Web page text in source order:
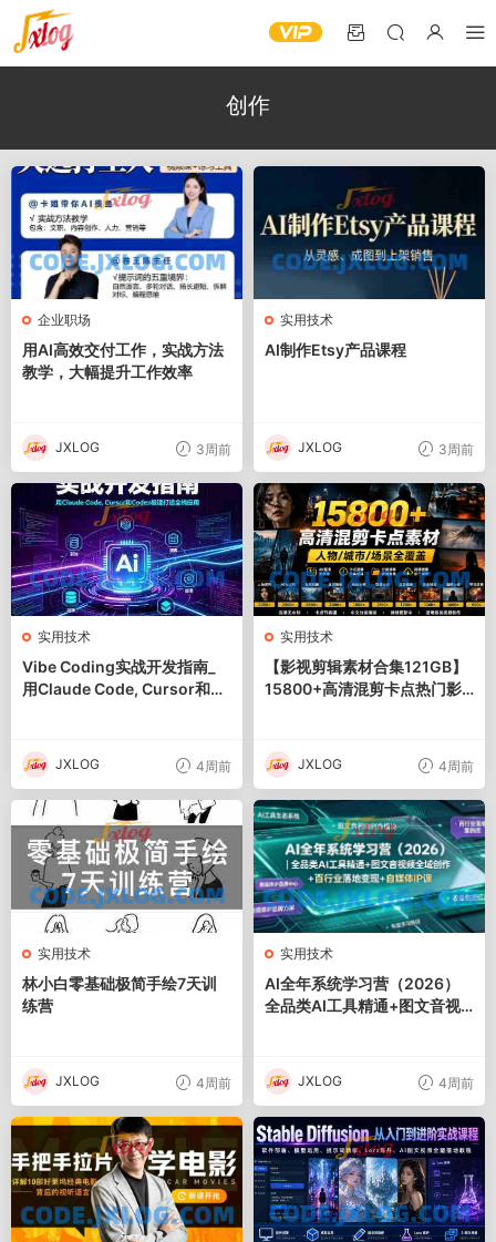
创作
企业职场
用AI高效交付工作，实战方法
教学，大幅提升工作效率
JXLOG 3周前
实用技术
AI制作Etsy产品课程
JXLOG 3周前
实用技术
Vibe Coding实战开发指南_
用Claude Code, Cursor和Co
JXLOG 4周前
实用技术
【影视剪辑素材合集121GB】
15800+高清混剪卡点热门影
JXLOG 4周前
实用技术
林小白零基础极简手绘7天训
练营
JXLOG 4周前
实用技术
AI全年系统学习营（2026）
全品类AI工具精通+图文音视
JXLOG 4周前